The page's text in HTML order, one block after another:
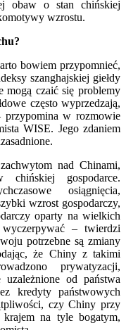
obaw o stan chińskiej
wzrostu.
bowiem przypomnieć,
szanghajskiej giełdy
czaić się problemy
często wyprzedzają,
przypomina w rozmowie
WISE. Jego zdaniem
nad Chinami,
chińskiej gospodarce.
osiągnięcia,
wzrost gospodarczy,
oparty na wielkich
wyczerpywać – twierdzi
potrzebne są zmiany
że Chiny z takimi
prywatyzacji,
od państwa
kredyty państwowych
czy Chiny przy
na tyle bogatym,